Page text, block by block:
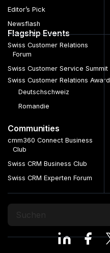
Editor’s Pick
Newsflash
Flagship Events
Swiss Customer Relations
Forum
Swiss Customer Service Summit
Swiss Customer Relations Award
Deutschschweiz
Romandie
Communities
cmm360 Connect Business
Club
Swiss CRM Business Club
Swiss CRM Experten Forum